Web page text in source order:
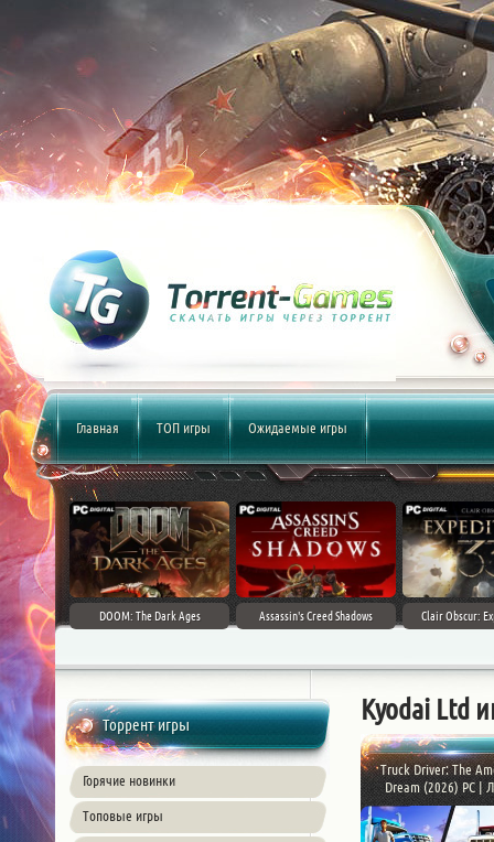
Главная ТОП игры Ожидаемые игры
DOOM: The Dark Ages Assassin's Creed Shadows Clair Obscur:
Торрент игры
Горячие новинки
Топовые игры
Kyodai Ltd
Truck Driver: The
Dream (2026) PC |